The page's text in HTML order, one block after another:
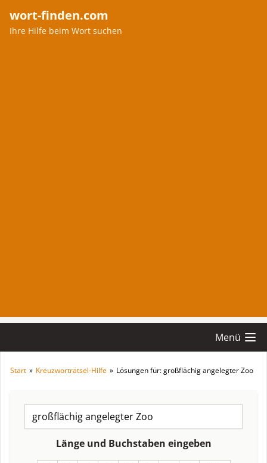
wort-finden.com
Ihre Hilfe beim Wort suchen
Menü
Start » Kreuzworträtsel-Hilfe » Lösungen für: großflächig angelegter Zoo
Länge und Buchstaben eingeben